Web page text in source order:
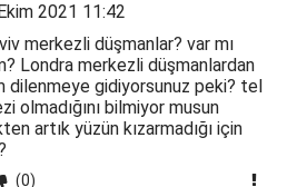
2021 11:42
merkezli düşmanlar? var mı
Londra merkezli düşmanlardan
dilenmeye gidiyorsunuz peki? tel
olmadığını bilmiyor musun
artık yüzün kızarmadığı için
(0)